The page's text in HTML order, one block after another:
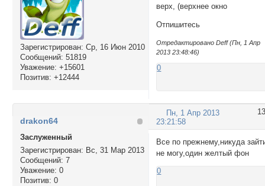
Зарегистрирован: Ср, 16 Июн 2010
Сообщений: 51819
Уважение: +15601
Позитив: +12444
верх, (верхнее окно
Отпишитесь
Отредактировано Deff (Пн, 1 Апр
2013 23:48:46)
0
13
Пн, 1 Апр 2013
23:21:58
drakon64
Заслуженный
Зарегистрирован: Вс, 31 Мар 2013
Сообщений: 7
Уважение: 0
Позитив: 0
Все по прежнему,никуда
не могу,один желтый фон
0